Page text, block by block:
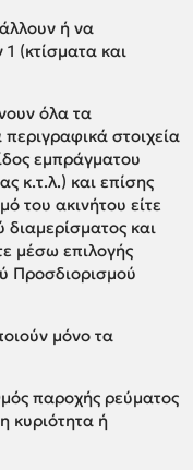
ή να
(κτίσματα και
όλα τα
στοιχεία
εμπράγματου
κ.τ.λ.) και επίσης
του ακινήτου είτε
και
μέσω επιλογής
Προσδιορισμού
μόνο τα
παροχής ρεύματος
κυριότητα ή